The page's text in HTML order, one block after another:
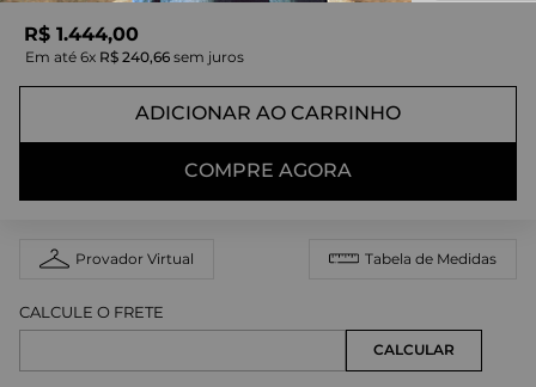
R$ 1.444,00
Em até 6x R$ 240,66 sem juros
ADICIONAR AO CARRINHO
COMPRE AGORA
Provador Virtual Tabela de Medidas